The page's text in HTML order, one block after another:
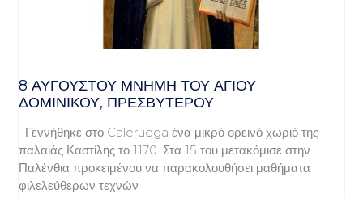
8 ΑΥΓΟΥΣΤΟΥ ΜΝΗΜΗ ΤΟΥ ΑΓΙΟΥ
ΔΟΜΙΝΙΚΟΥ, ΠΡΕΣΒΥΤΕΡΟΥ
Γεννήθηκε στο Caleruega ένα μικρό ορεινό χωριό της
παλαιάς Καστίλης το 1170. Στα 15 του μετακόμισε στην
Παλένθια προκειμένου να παρακολουθήσει μαθήματα
φιλελεύθερων τεχνών